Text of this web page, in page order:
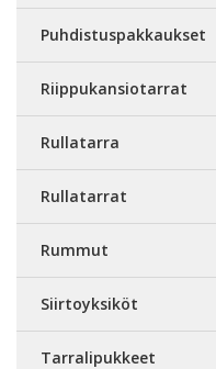
Puhdistuspakkaukset
Riippukansiotarrat
Rullatarra
Rullatarrat
Rummut
Siirtoyksiköt
Tarralipukkeet